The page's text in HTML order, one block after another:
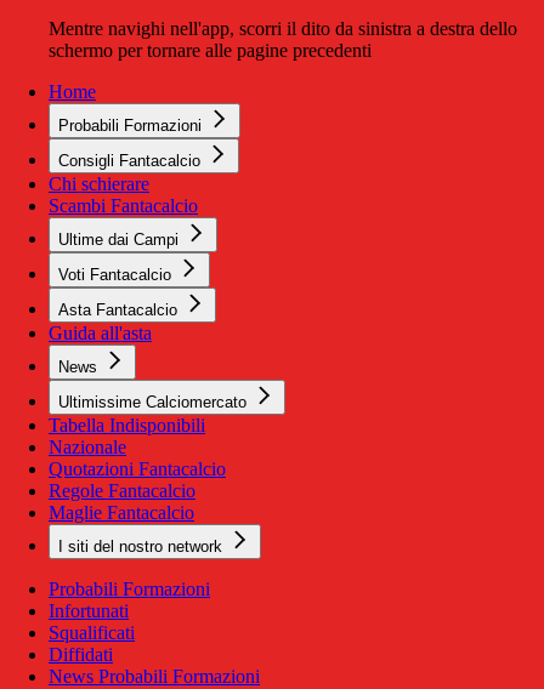
Mentre navighi nell'app, scorri il dito da sinistra a destra dello
schermo per tornare alle pagine precedenti
Home
Probabili Formazioni
Consigli Fantacalcio
Chi schierare
Scambi Fantacalcio
Ultime dai Campi
Voti Fantacalcio
Asta Fantacalcio
Guida all'asta
News
Ultimissime Calciomercato
Tabella Indisponibili
Nazionale
Quotazioni Fantacalcio
Regole Fantacalcio
Maglie Fantacalcio
I siti del nostro network
Probabili Formazioni
Infortunati
Squalificati
Diffidati
News Probabili Formazioni